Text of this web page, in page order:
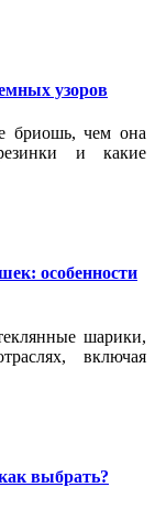
узоров
бриошь, чем она
и какие
особенности
шарики,
включая
выбрать?